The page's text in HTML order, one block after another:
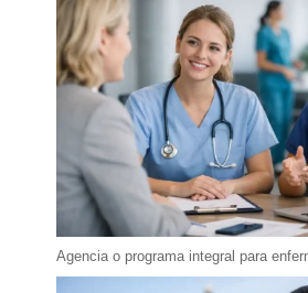
Agencia o programa integral para